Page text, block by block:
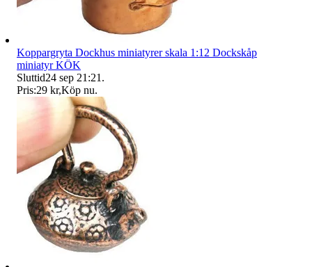
Koppargryta Dockhus miniatyrer skala 1:12 Dockskåp
miniatyr KÖK
Sluttid24 sep 21:21 .
Pris:29 kr,Köp nu.